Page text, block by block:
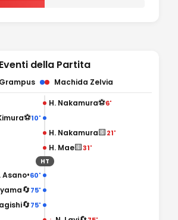
Eventi della Partita
Machida Zelvia
H. Nakamura⚽6'
10'
⚽
H. Nakamura🟨21'
H. Mae🟨31'
HT
60'
•
Asano
75'
🔄
75'
🔄